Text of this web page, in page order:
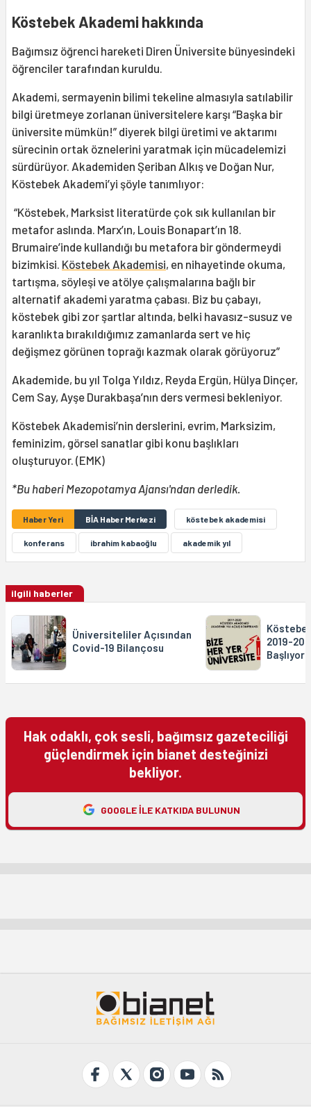
Köstebek Akademi hakkında
Bağımsız öğrenci hareketi Diren Üniversite bünyesindeki
öğrenciler tarafından kuruldu.
Akademi, sermayenin bilimi tekeline almasıyla satılabilir
bilgi üretmeye zorlanan üniversitelere karşı “Başka bir
üniversite mümkün!” diyerek bilgi üretimi ve aktarımı
sürecinin ortak öznelerini yaratmak için mücadelemizi
sürdürüyor. Akademiden Şeriban Alkış ve Doğan Nur,
Köstebek Akademi’yi şöyle tanımlıyor:
“Köstebek, Marksist literatürde çok sık kullanılan bir
metafor aslında. Marx’ın, Louis Bonapart’ın 18.
Brumaire’inde kullandığı bu metafora bir göndermeydi
bizimkisi. Köstebek Akademisi, en nihayetinde okuma,
tartışma, söyleşi ve atölye çalışmalarına bağlı bir
alternatif akademi yaratma çabası. Biz bu çabayı,
köstebek gibi zor şartlar altında, belki havasız-susuz ve
karanlıkta bırakıldığımız zamanlarda sert ve hiç
değişmez görünen toprağı kazmak olarak görüyoruz”
Akademide, bu yıl Tolga Yıldız, Reyda Ergün, Hülya Dinçer,
Cem Say, Ayşe Durakbaşa’nın ders vermesi bekleniyor.
Köstebek Akademisi’nin derslerini, evrim, Marksizim,
feminizim, görsel sanatlar gibi konu başlıkları
oluşturuyor. (EMK)
*Bu haberi Mezopotamya Ajansı'ndan derledik.
Haber Yeri BİA Haber Merkezi köstebek akademisi
konferans ibrahim kabaoğlu akademik yıl
ilgili haberler
Üniversiteliler Açısından
Covid-19 Bilançosu
2019-
Başlıyor
Hak odaklı, çok sesli, bağımsız gazeteciliği
güçlendirmek için bianet desteğinizi
bekliyor.
GOOGLE ILE KATKIDA BULUNUN